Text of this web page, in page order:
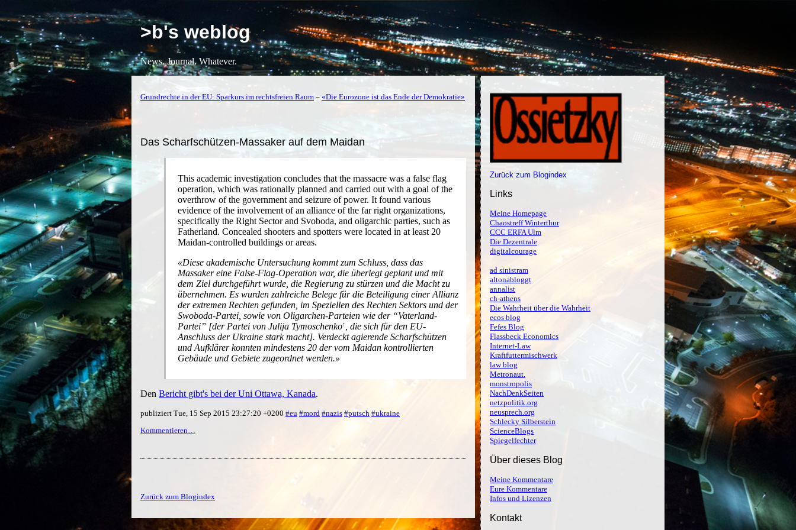
>b's weblog
News. Journal. Whatever.
Zurück zum Blogindex
Links
Meine Homepage
Chaostreff Winterthur
CCC ERFA Ulm
Die Dezentrale
digitalcourage
ad sinistram
altonabloggt
annalist
ch-athens
Die Wahrheit über die Wahrheit
ecos blog
Fefes Blog
Flassbeck Economics
Internet-Law
Kraftfuttermischwerk
law blog
Metronaut.
monstropolis
NachDenkSeiten
netzpolitik.org
neusprech.org
Schlecky Silberstein
ScienceBlogs
Spiegelfechter
Über dieses Blog
Meine Kommentare
Eure Kommentare
Infos und Lizenzen
Kontakt
Grundrechte in der EU: Sparkurs im rechtsfreien Raum – «Die Eurozone ist das Ende der Demokratie»
Das Scharfschützen-Massaker auf dem Maidan
This academic investigation concludes that the massacre was a false flag
operation, which was rationally planned and carried out with a goal of the
overthrow of the government and seizure of power. It found various
evidence of the involvement of an alliance of the far right organizations,
specifically the Right Sector and Svoboda, and oligarchic parties, such as
Fatherland. Concealed shooters and spotters were located in at least 20
Maidan-controlled buildings or areas.
«Diese akademische Untersuchung kommt zum Schluss, dass das
Massaker eine False-Flag-Operation war, die überlegt geplant und mit
dem Ziel durchgeführt wurde, die Regierung zu stürzen und die Macht zu
übernehmen. Es wurden zahlreiche Belege für die Beteiligung einer Allianz
der extremen Rechten gefunden, im Speziellen des Rechten Sektors und der
Swoboda-Partei, sowie von Oligarchen-Parteien wie der “Vaterland-
Partei” [der Partei von Julija Tymoschenko
, die sich für den EU-
Anschluss der Ukraine stark macht]. Verdeckt agierende Scharfschützen
und Aufklärer konnten mindestens 20 der vom Maidan kontrollierten
Gebäude und Gebiete zugeordnet werden.»
Den Bericht gibt's bei der Uni Ottawa, Kanada.
publiziert Tue, 15 Sep 2015 23:27:20 +0200 #eu #mord #nazis #putsch #ukraine
Kommentieren…
Zurück zum Blogindex